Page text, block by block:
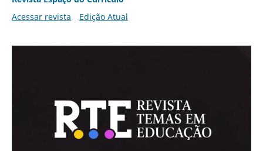
Acessar revista
Edição Atual